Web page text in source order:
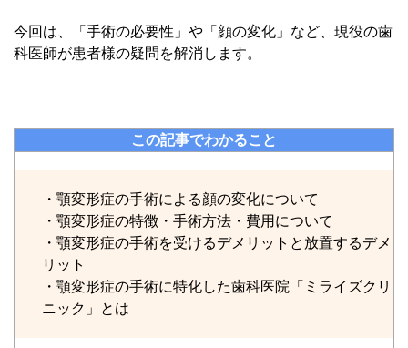
今回は、「手術の必要性」や「顔の変化」など、現役の歯
科医師が患者様の疑問を解消します。
この記事でわかること
・顎変形症の手術による顔の変化について
・顎変形症の特徴・手術方法・費用について
・顎変形症の手術を受けるデメリットと放置するデメ
リット
・顎変形症の手術に特化した歯科医院「ミライズクリ
ニック」とは